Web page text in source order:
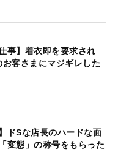
事】着衣即を要求され
客さまにマジギレした
ドSな店長のハードな面
変態」の称号をもらった